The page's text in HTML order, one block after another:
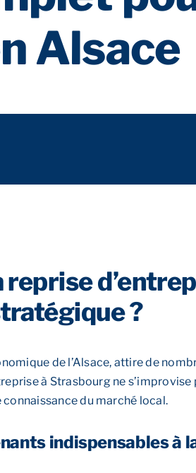
Alsace
reprise
?
de l’Alsace, attire de
à Strasbourg ne
du marché local.
indispensables à